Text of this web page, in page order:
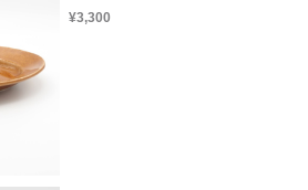
¥3,300